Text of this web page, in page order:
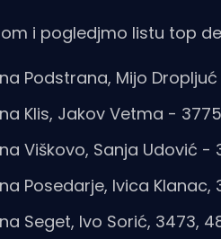
i pogledjmo listu top
Podstrana, Mijo
Klis, Jakov Vetma -
Viškovo, Sanja Udović -
Posedarje, Ivica Klanac,
Seget, Ivo Sorić, 3473,